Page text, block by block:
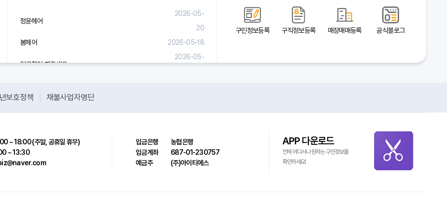
정윤헤어
2026-05-
20
봄헤어
2026-05-18
입금확인 해주세요.
2026-05-
구인정보등록 구직정보등록 매장매매등록 공식블로그
보호정책 채불사업자명단
~ 18:00 (주말, 공휴일 휴무)
~ 13:30
입금은행
농협은행
입금계좌
687-01-230757
예금주
(주)아이티에스
APP 다운로드
언제 어디서나 원하는 구인정보를
확인하세요!